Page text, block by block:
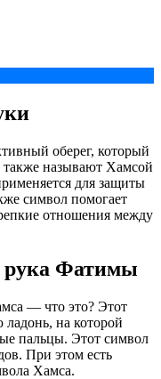
оберег, который
также называют Хамсой
для защиты
символ помогает
отношения между
рука Фатимы
— что это? Этот
ладонь, на которой
пальцы. Этот символ
При этом есть
Хамса.